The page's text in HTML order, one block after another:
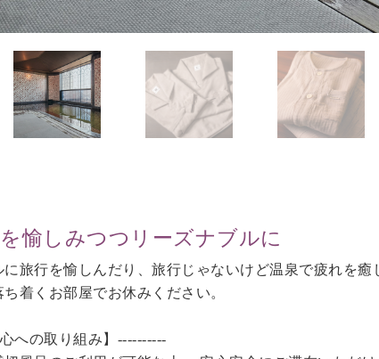
愉しみつつリーズナブルに
に旅行を愉しんだり、旅行じゃないけど温泉で疲れを癒
着くお部屋でお休みください。
への取り組み】----------